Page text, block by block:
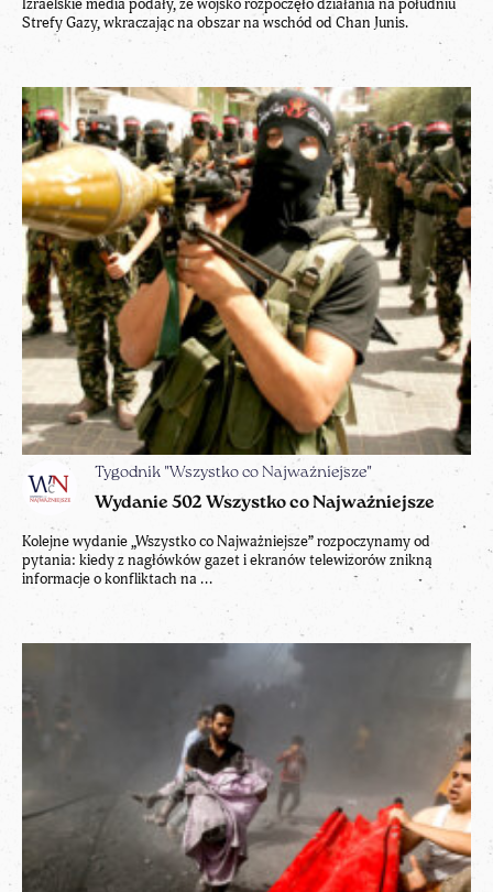
Strefy Gazy, wkraczając na obszar na wschód od Chan Junis.
Tygodnik "Wszystko co Najważniejsze"
Wydanie 502 Wszystko co Najważniejsze
Kolejne wydanie „Wszystko co Najważniejsze” rozpoczynamy od
pytania: kiedy z nagłówków gazet i ekranów telewizorów znikną
informacje o konfliktach na ...